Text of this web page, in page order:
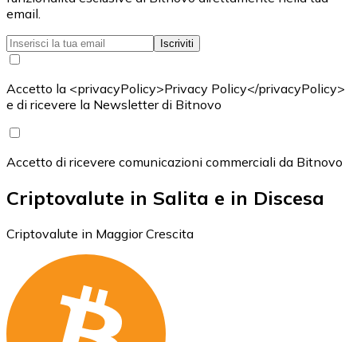
email.
Iscriviti
Accetto la <privacyPolicy>Privacy Policy</privacyPolicy>
e di ricevere la Newsletter di Bitnovo
Accetto di ricevere comunicazioni commerciali da Bitnovo
Criptovalute in Salita e in Discesa
Criptovalute in Maggior Crescita